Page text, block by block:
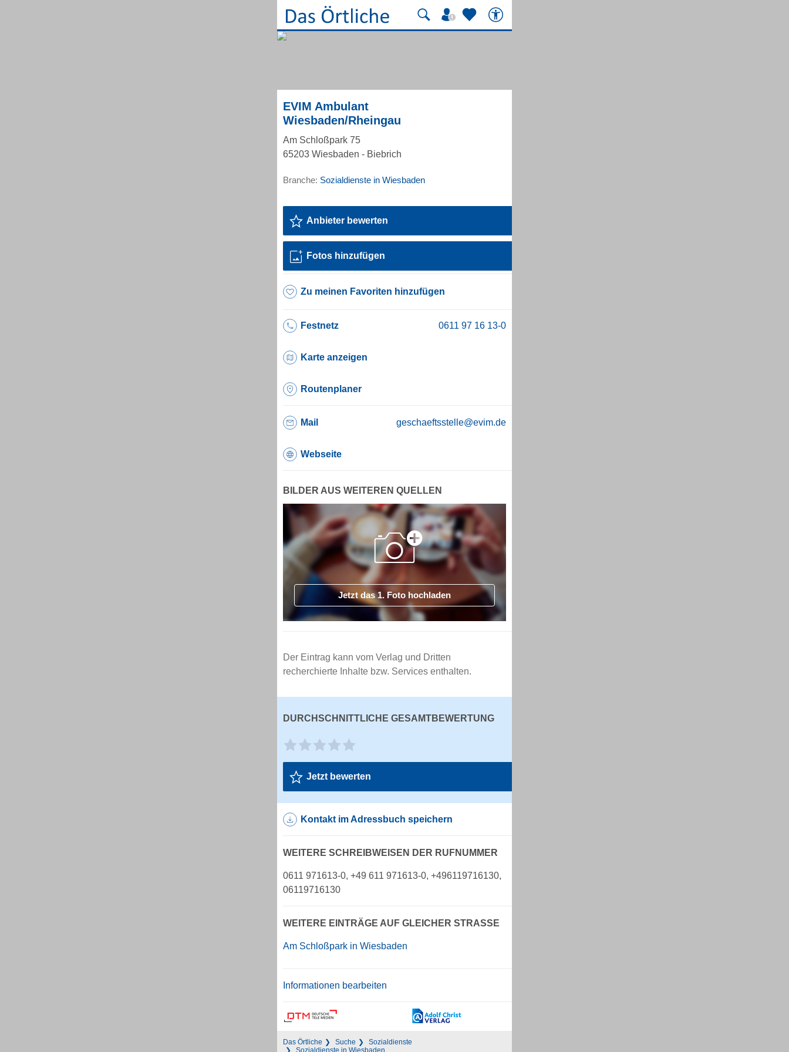
EVIM Ambulant
Wiesbaden/Rheingau
Am Schloßpark 75
65203 Wiesbaden - Biebrich
Branche: Sozialdienste in Wiesbaden
Anbieter bewerten
Fotos hinzufügen
Zu meinen Favoriten hinzufügen
Festnetz
Karte anzeigen
Routenplaner
Mail geschaeftsstelle@evim.de
Webseite
BILDER AUS WEITEREN QUELLEN
Jetzt das 1. Foto hochladen
Der Eintrag kann vom Verlag und Dritten
recherchierte Inhalte bzw. Services enthalten.
DURCHSCHNITTLICHE GESAMTBEWERTUNG
Jetzt bewerten
Kontakt im Adressbuch speichern
WEITERE SCHREIBWEISEN DER RUFNUMMER
0611 971613-0, +49 611 971613-0, +496119716130,
06119716130
WEITERE EINTRÄGE AUF GLEICHER STRASSE
Am Schloßpark in Wiesbaden
Informationen bearbeiten
Das Örtliche Suche
Sozialdienste
Sozialdienste in Wiesbaden